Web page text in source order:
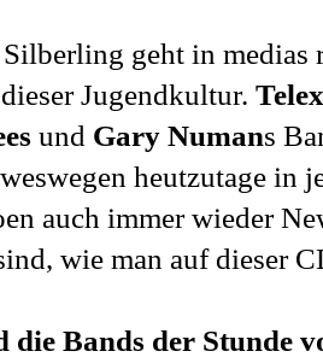
geht in medias
Jugendkultur.
und Gary Numans
heutzutage in
auch immer wieder
wie man auf dieser
die Bands der Stunde